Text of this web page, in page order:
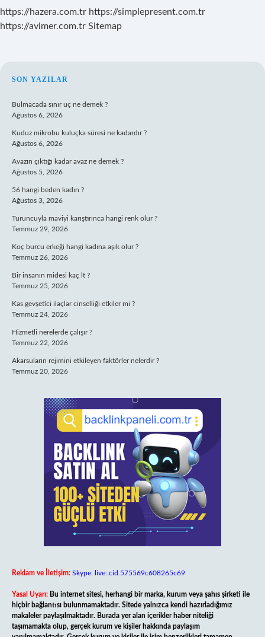
https://hazera.com.tr https://simplepresent.com.tr
https://avimer.com.tr Sitemap
SIDEBAR
SON YAZILAR
Bulmacada sınır uç ne demek ?
Ağustos 6, 2026
Kuduz mikrobu kuluçka süresi ne kadardır ?
Ağustos 6, 2026
Avazın çıktığı kadar avaz ne demek ?
Ağustos 5, 2026
56 hangi beden kadın ?
Ağustos 3, 2026
Turuncuyla maviyi karıştırınca hangi renk olur ?
Temmuz 29, 2026
Koç burcu erkeği hangi kadına aşık olur ?
Temmuz 26, 2026
Bir insanın midesi kaç lt ?
Temmuz 25, 2026
Kas gevşetici ilaçlar cinselliği etkiler mi ?
Temmuz 24, 2026
Hizmetli nerelerde çalışır ?
Temmuz 22, 2026
Akarsuların rejimini etkileyen faktörler nelerdir ?
Temmuz 20, 2026
Reklam ve İletişim: Skype: live:.cid.575569c608265c69
Yasal Uyarı: Bu internet sitesi, herhangi bir marka, kurum veya şahıs şirketi ile
hiçbir bağlantısı bulunmamaktadır. Sitede yalnızca kendi hazırladığımız
makaleler paylaşılmaktadır. Burada yer alan içerikler haber niteliği
taşımamakta olup, gerçek kurum ve kişiler hakkında paylaşım